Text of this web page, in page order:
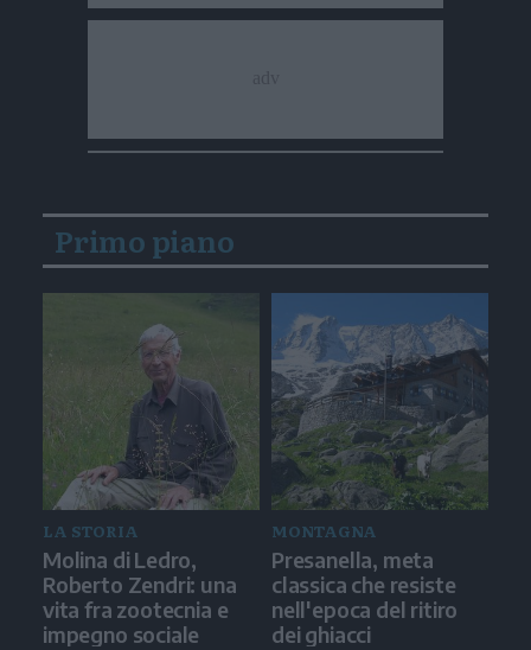
Primo piano
LA STORIA
Molina di Ledro,
Roberto Zendri: una
vita fra zootecnia e
impegno sociale
MONTAGNA
Presanella, meta
classica che resiste
nell'epoca del ritiro
dei ghiacci